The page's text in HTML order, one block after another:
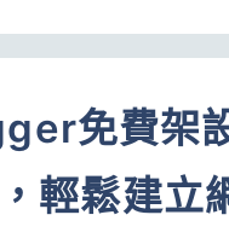
免費架
輕鬆建立